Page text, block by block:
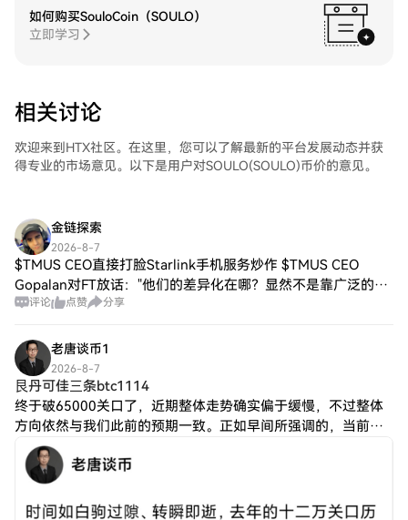
如何购买SouloCoin（SOULO）
立即学习
相关讨论
欢迎来到HTX社区。在这里，您可以了解最新的平台发展动态并获
得专业的市场意见。以下是用户对SOULO(SOULO)币价的意见。
金链探索
2026-8-7
$TMUS CEO直接打脸Starlink手机服务炒作 $TMUS CEO
Gopalan对FT放话："他们的差异化在哪？显然不是靠广泛的网
络。" 这话说得够狠，尤其是在$SPCX刚花近200亿美元收
评论 点赞 分享
老唐谈币1
2026-8-7
艮丹可佳三条btc1114
终于破65000关口了，近期整体走势确实偏于缓慢，不过整体
方向依然与我们此前的预期一致。正如早间所强调的，当前行
情仍以“整理式慢涨”为主。后续盘面并未给出过大的波幅空
间，依旧维持着震荡上行的节奏。面对